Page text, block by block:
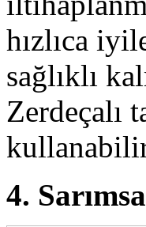
hızlıca
sağlıklı
Zerdeçalı
4.